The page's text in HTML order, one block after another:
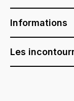
Informations
Les